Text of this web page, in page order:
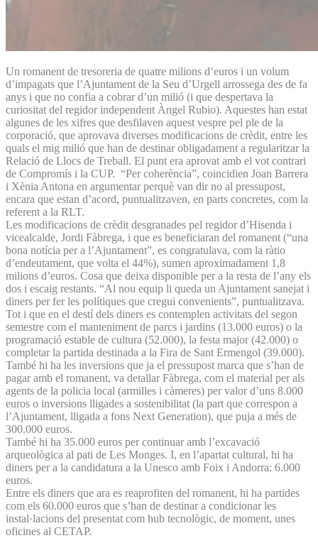
Un romanent de tresoreria de quatre milions d’euros i un volum
d’impagats que l’Ajuntament de la Seu d’Urgell arrossega des de fa
anys i que no confia a cobrar d’un milió (i que despertava la
curiositat del regidor independent Àngel Rubio). Aquestes han estat
algunes de les xifres que desfilaven aquest vespre pel ple de la
corporació, que aprovava diverses modificacions de crèdit, entre les
quals el mig milió que han de destinar obligadament a regularitzar la
Relació de Llocs de Treball. El punt era aprovat amb el vot contrari
de Compromís i la CUP. “Per coherència”, coincidien Joan Barrera
i Xènia Antona en argumentar perquè van dir no al pressupost,
encara que estan d’acord, puntualitzaven, en parts concretes, com la
referent a la RLT.
Les modificacions de crèdit desgranades pel regidor d’Hisenda i
vicealcalde, Jordi Fàbrega, i que es beneficiaran del romanent (“una
bona notícia per a l’Ajuntament”, es congratulava, com la ràtio
d’endeutament, que volta el 44%), sumen aproximadament 1,8
milions d’euros. Cosa que deixa disponible per a la resta de l’any els
dos i escaig restants. “Al nou equip li queda un Ajuntament sanejat i
diners per fer les polítiques que cregui convenients”, puntualitzava.
Tot i que en el destí dels diners es contemplen activitats del segon
semestre com el manteniment de parcs i jardins (13.000 euros) o la
programació estable de cultura (52.000), la festa major (42.000) o
completar la partida destinada a la Fira de Sant Ermengol (39.000).
També hi ha les inversions que ja el pressupost marca que s’han de
pagar amb el romanent, va detallar Fàbrega, com el material per als
agents de la policia local (armilles i càmeres) per valor d’uns 8.000
euros o inversions lligades a sostenibilitat (la part que correspon a
l’Ajuntament, lligada a fons Next Generation), que puja a més de
300.000 euros.
També hi ha 35.000 euros per continuar amb l’excavació
arqueològica al pati de Les Monges. I, en l’apartat cultural, hi ha
diners per a la candidatura a la Unesco amb Foix i Andorra: 6.000
euros.
Entre els diners que ara es reaprofiten del romanent, hi ha partides
com els 60.000 euros que s’han de destinar a condicionar les
instal·lacions del presentat com hub tecnològic, de moment, unes
oficines al CETAP.